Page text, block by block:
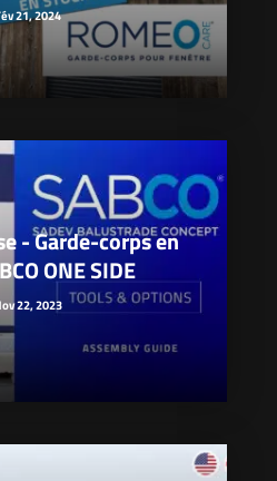
21, 2024
- Garde-corps en
ONE SIDE
22, 2023